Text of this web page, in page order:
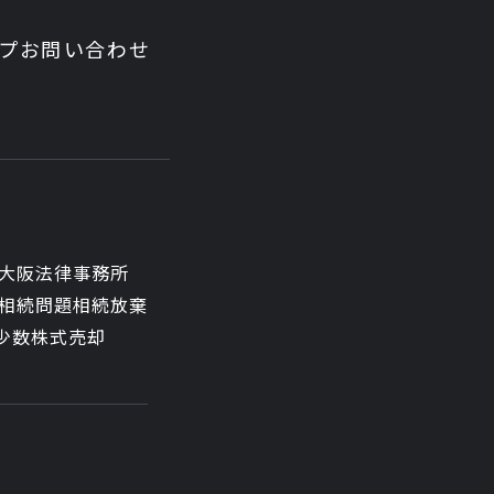
お問い合わせ
阪法律事務所
続問題相続放棄
数株式売却